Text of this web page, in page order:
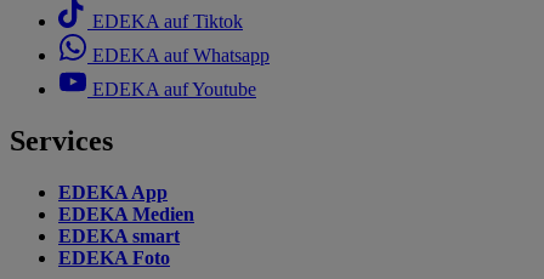
EDEKA auf Tiktok
EDEKA auf Whatsapp
EDEKA auf Youtube
Services
EDEKA App
EDEKA Medien
EDEKA smart
EDEKA Foto